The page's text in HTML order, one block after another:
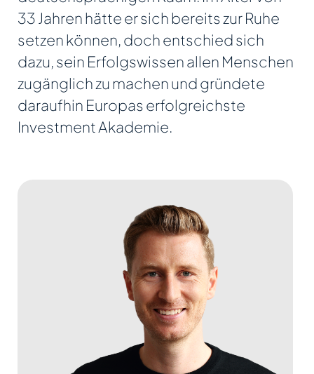
33 Jahren hätte er sich bereits zur Ruhe
setzen können, doch entschied sich
dazu, sein Erfolgswissen allen Menschen
zugänglich zu machen und gründete
daraufhin Europas erfolgreichste
Investment Akademie.